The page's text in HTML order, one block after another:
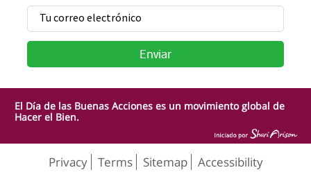
El Día de las Buenas Acciones es un movimiento global de
Hacer el Bien.
Privacy Terms Sitemap Accessibility